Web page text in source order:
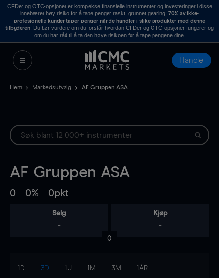
CFDer og OTC-opsjoner er komplekse finansielle instrumenter og investeringer i disse
innebærer høy risiko for å tape penger raskt, grunnet gearing. 70% av ikke-
profesjonelle kunder taper penger når de handler i slike produkter med denne
tilbyderen . Du bør vurdere om du forstår hvordan CFDer og OTC-opsjoner fungerer og
om du har råd til å ta den høye risikoen for å tape pengene dine.
Handle
Hem Markedsutvalg AF Gruppen ASA
AF Gruppen ASA
0 0% 0pkt
Selg
-
Kjøp
-
0
1D 3D 1U 1M 3M 1ÅR